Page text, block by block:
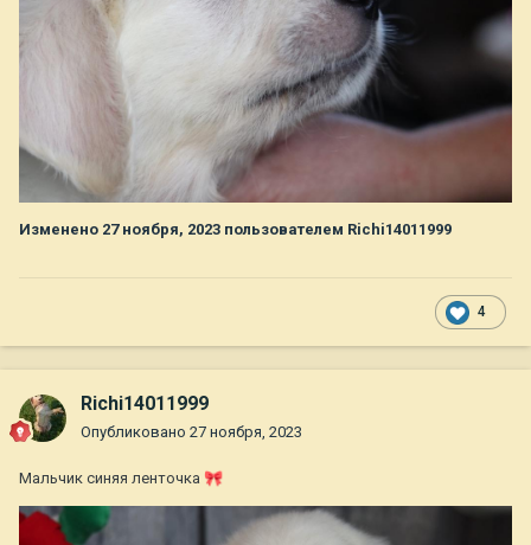
Изменено 27 ноября, 2023 пользователем Richi14011999
4
Richi14011999
Опубликовано 27 ноября, 2023
Мальчик синяя ленточка 🎀